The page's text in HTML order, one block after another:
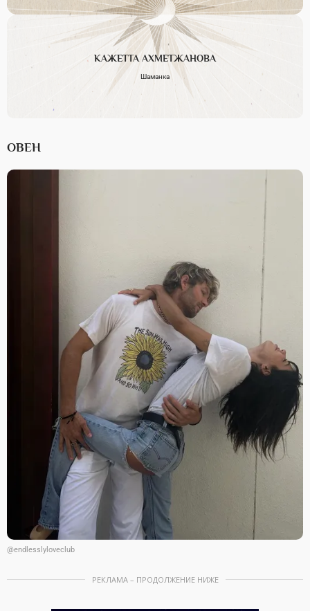
КАЖЕТТА АХМЕТЖАНОВА
Шаманка
ОВЕН
@endlesslyloveclub
РЕКЛАМА – ПРОДОЛЖЕНИЕ НИЖЕ